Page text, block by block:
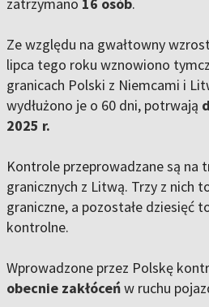
zatrzymano 16 osób.
Ze względu na gwałtowny
lipca tego roku wznowiono
granicach Polski z Niemcami i
wydłużono je o 60 dni, potrwają
2025 r.
Kontrole przeprowadzane są na
granicznych z Litwą. Trzy z nich
graniczne, a pozostałe dziesięć
kontrolne.
Wprowadzone przez Polskę
obecnie zakłóceńw ruchu